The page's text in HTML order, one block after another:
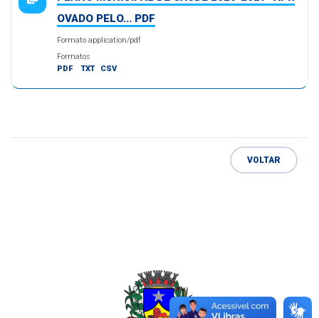
OVADO PELO... PDF
Formato application/pdf
Formatos
PDF
TXT CSV
VOLTAR